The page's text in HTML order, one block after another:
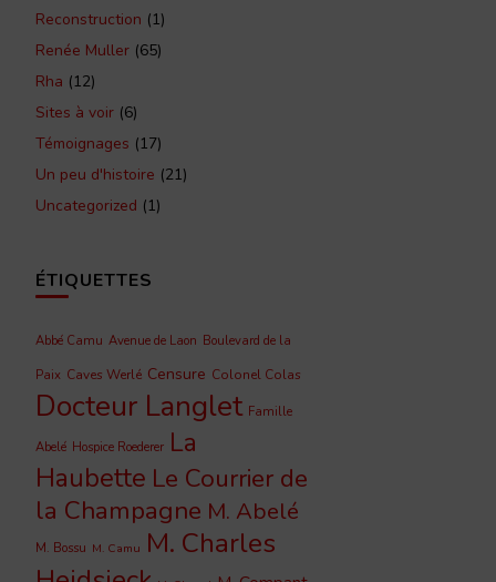
Reconstruction (1)
Renée Muller (65)
Rha (12)
Sites à voir (6)
Témoignages (17)
Un peu d'histoire (21)
Uncategorized (1)
ÉTIQUETTES
Abbé Camu Avenue de Laon Boulevard de la
Paix Caves Werlé Censure Colonel Colas
Docteur Langlet Famille
Abelé Hospice Roederer La
Haubette Le Courrier de
la Champagne M. Abelé
M. Bossu M. Camu M. Charles